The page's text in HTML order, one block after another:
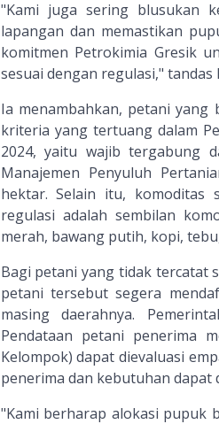
"Kami juga sering blusukan
lapangan dan memastikan
komitmen Petrokimia Gresik
sesuai dengan regulasi," tandas
Ia menambahkan, petani
kriteria yang tertuang dalam
2024, yaitu wajib tergabung
Manajemen Penyuluh
hektar. Selain itu, komoditas
regulasi adalah sembilan
merah, bawang putih, kopi,
Bagi petani yang tidak tercatat
petani tersebut segera
masing daerahnya.
Pendataan petani penerima
Kelompok) dapat dievaluasi
penerima dan kebutuhan dapat
"Kami berharap alokasi pupuk